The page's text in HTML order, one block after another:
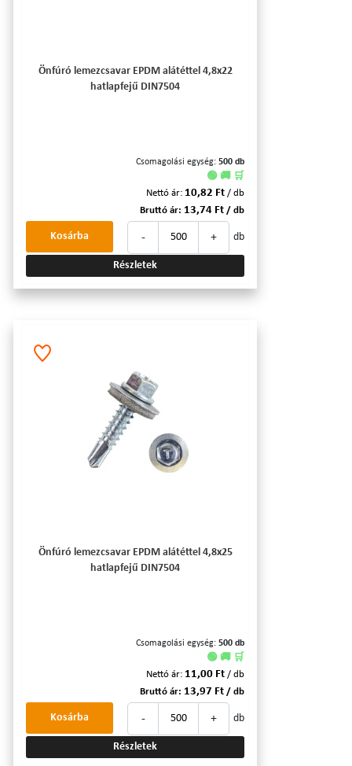
Önfúró lemezcsavar EPDM alátéttel 4,8x22
hatlapfejű DIN7504
Csomagolási egység: 500 db
🟢 🚚 🛒
Nettó ár: 10,82 Ft / db
Bruttó ár: 13,74 Ft / db
- + db
Kosárba
Részletek
Önfúró lemezcsavar EPDM alátéttel 4,8x25
hatlapfejű DIN7504
Csomagolási egység: 500 db
🟢 🚚 🛒
Nettó ár: 11,00 Ft / db
Bruttó ár: 13,97 Ft / db
- + db
Kosárba
Részletek